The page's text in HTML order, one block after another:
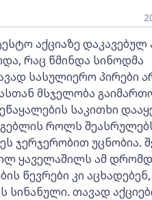
აქციაზე დაკავებულ
რაც წმინდა სინოდმა
სასულიერო პირები
მსჯელობა
საკითხი
როლს
ჯერჯერობით უცნობია.
ყაველაშილს ამ
წევრები კი
სინანული. თავად